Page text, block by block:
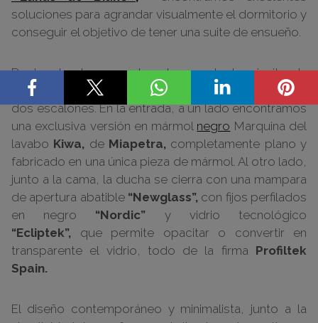
soluciones para agrandar visualmente el dormitorio y
conseguir el objetivo de tener una suite de ensueño.
Ducha y lavabo preceden a la zona de dormir situada
en un nivel inferior al que se accede por medio de
dos escalones. En la entrada, a un lado encontramos
una exclusiva versión en mármol negro Marquina del
lavabo Kiwa, de Miapetra, completamente plano y
fabricado en una única pieza de mármol. Al otro lado,
junto a la cama, la ducha se cierra con una mampara
de apertura abatible “Newglass”, con fijos perfilados
en negro “Nordic” y vidrio tecnológico
“Ecliptek”, que permite opacitar o convertir en
transparente el vidrio, todo de la firma Profiltek
Spain.
El diseño contemporáneo y minimalista, junto a la